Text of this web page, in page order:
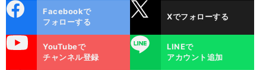
ok
Facebookで
フォローする
Xでフォローする
YouTubeで
チャンネル登録
LINE
LINEで
アカウント追加